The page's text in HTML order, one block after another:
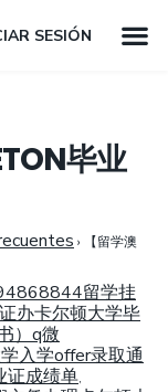
SESIÓN
毕业
›
【留学澳
留学挂
办卡尔顿大学毕
）q微
入学offer录取通
证成绩单,